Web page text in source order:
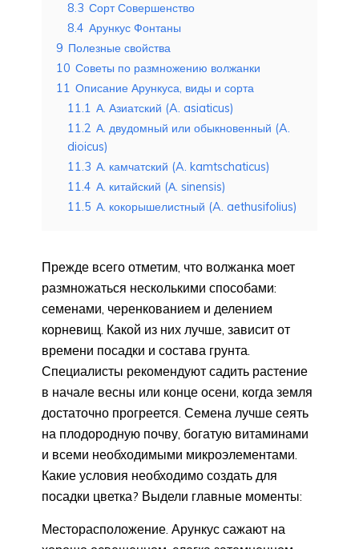
8.3 Сорт Совершенство
8.4 Арункус Фонтаны
9 Полезные свойства
10 Советы по размножению волжанки
11 Описание Арункуса, виды и сорта
11.1 А. Азиатский (A. asiaticus)
11.2 А. двудомный или обыкновенный (A.
dioicus)
11.3 А. камчатский (A. kamtschaticus)
11.4 А. китайский (А. sinensis)
11.5 А. кокорышелистный (A. aethusifolius)
Прежде всего отметим, что волжанка моет
размножаться несколькими способами:
семенами, черенкованием и делением
корневищ. Какой из них лучше, зависит от
времени посадки и состава грунта.
Специалисты рекомендуют садить растение
в начале весны или конце осени, когда земля
достаточно прогреется. Семена лучше сеять
на плодородную почву, богатую витаминами
и всеми необходимыми микроэлементами.
Какие условия необходимо создать для
посадки цветка? Выдели главные моменты:
Месторасположение. Арункус сажают на